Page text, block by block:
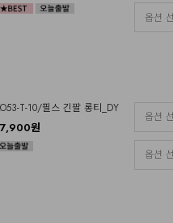
T-10/필스 긴팔 롱티_DY
원